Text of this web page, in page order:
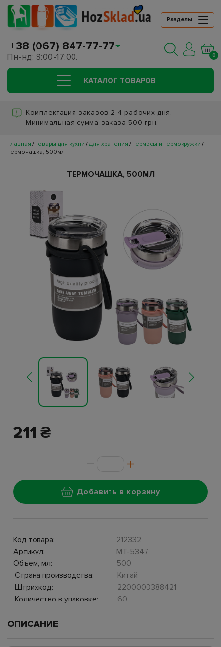
Разделы
+38 (067) 847-77-77
Пн-нд: 8:00-17:00. 0
КАТАЛОГ ТОВАРОВ
Комплектация заказов 2-4 рабочих дня.
Минимальная сумма заказа 500 грн.
Главная Товары для кухни Для хранения Термосы и термокружки
Термочашка, 500мл
ТЕРМОЧАШКА, 500МЛ
211 ₴
Добавить в корзину
Код товара:
212332
Артикул:
MT-5347
Объем, мл:
500
Страна производства:
Китай
Штрихкод:
2200000388421
Количество в упаковке:
60
ОПИСАНИЕ